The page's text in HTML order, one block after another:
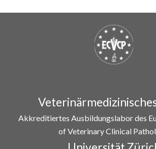
Akkreditiertes Ausbildungslabor des
of Veterinary Clinical